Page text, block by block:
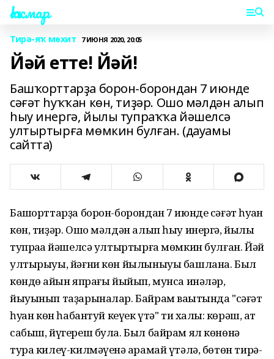
Һаҡмар
Тирә-яҡ мөхит 7 ИЮНЯ 2020, 20:05
Йәй етте! Йәй!
Башҡорттарҙа борон-борондан 7 июнде
сәғәт һуҡҡан көн, тиҙәр. Ошо мәлдән алып
һыу инергә, йылы тупраҡҡа йәшелсә
ултыртырға мөмкин булған. (дауамы
сайтта)
Башҡорттарҙа борон-борондан 7 июнде сәғәт һуҡҡан
көн, тиҙәр. Ошо мәлдән алып һыу инергә, йылы
тупраҡҡа йәшелсә ултыртырға мөмкин булған. Йәй
ултырыуы, йәғни көн йылыныуы башлана. Был
көндө ҡайын япрағы йыйып, мунса инәләр,
йыуынып таҙарыналар. Байрам ваҡытында "сәғәт
һуҡҡан көн һабантуй кеүек үтә" ти халыҡ: көрәш, ат
сабыш, йүгереш була. Был байрам ял көнөнә
тура килеү-килмәүенә ҡарамай үтәлә, бөтөн тирә-